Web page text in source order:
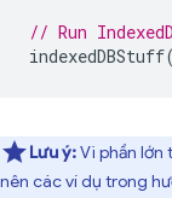
// Run
indexedDBStuff
Lưu ý:Vì phần lớn
nên các ví dụ trong